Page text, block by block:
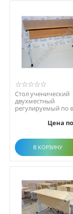
Стол ученический
двухместный
регулируемый по
Цена
В КОРЗИНУ